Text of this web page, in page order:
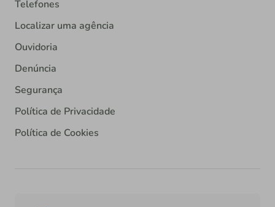
Telefones
Localizar uma agência
Ouvidoria
Denúncia
Segurança
Política de Privacidade
Política de Cookies